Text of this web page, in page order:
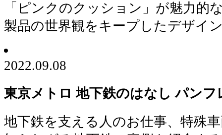
「ピンクのクッション」が魅力的
製品の世界観をキープしたデザイ
2022.09.08
東京メトロ 地下鉄のはなし パンフ
地下鉄を支える人のお仕事、特殊